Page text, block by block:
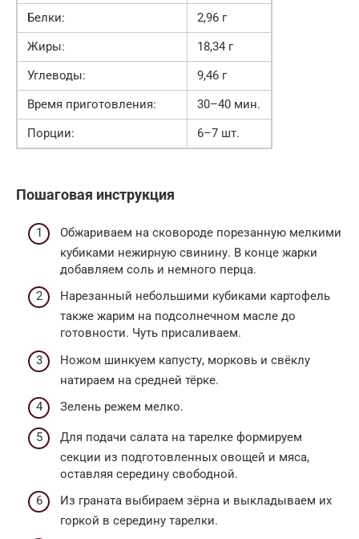
Белки:
2,96 г
Жиры:
18,34 г
Углеводы:
9,46 г
Время приготовления:
30–40 мин.
Порции:
6–7 шт.
Пошаговая инструкция
Обжариваем на сковороде порезанную мелкими
кубиками нежирную свинину. В конце жарки
добавляем соль и немного перца.
Нарезанный небольшими кубиками картофель
также жарим на подсолнечном масле до
готовности. Чуть присаливаем.
Ножом шинкуем капусту, морковь и свёклу
натираем на средней тёрке.
Зелень режем мелко.
Для подачи салата на тарелке формируем
секции из подготовленных овощей и мяса,
оставляя середину свободной.
Из граната выбираем зёрна и выкладываем их
горкой в середину тарелки.